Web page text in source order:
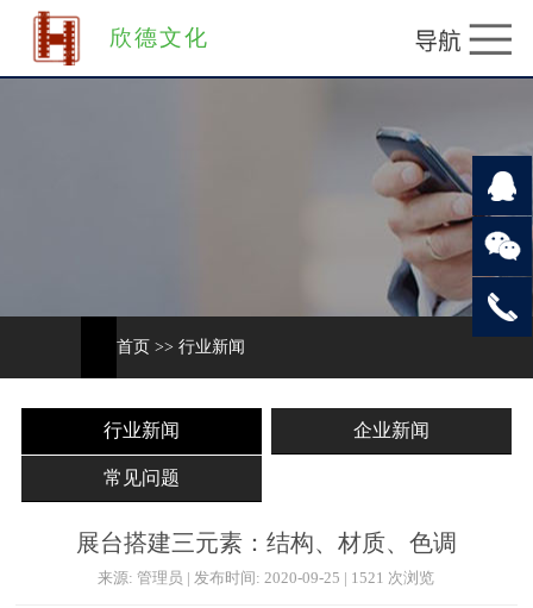
欣德文化
首页 >> 行业新闻
行业新闻 企业新闻
常见问题
展台搭建三元素：结构、材质、色调
来源: 管理员 | 发布时间: 2020-09-25 | 1521 次浏览